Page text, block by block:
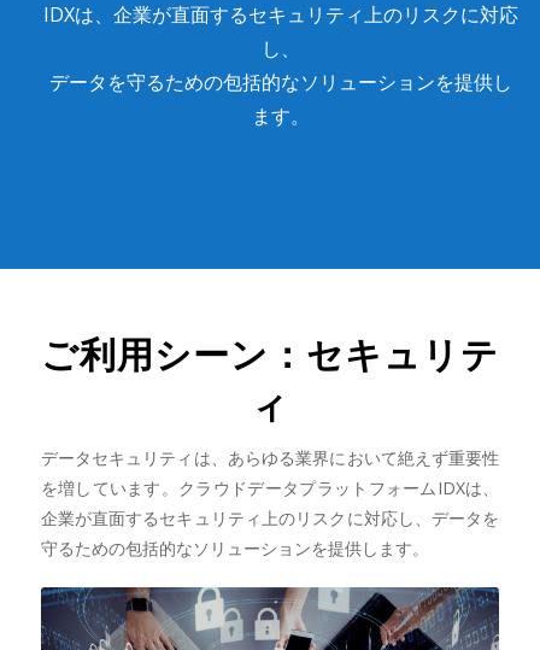
IDXは、企業が直面するセキュリティ上のリスクに対応
し、
データを守るための包括的なソリューションを提供し
ます。
ご利用シーン：セキュリテ
ィ
データセキュリティは、あらゆる業界において絶えず重要性
を増しています。クラウドデータプラットフォームIDXは、
企業が直面するセキュリティ上のリスクに対応し、データを
守るための包括的なソリューションを提供します。